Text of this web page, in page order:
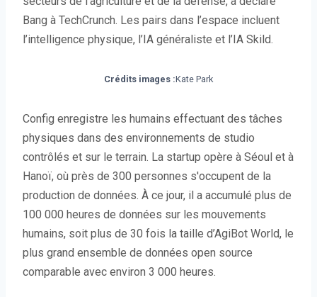
Bang à TechCrunch. Les pairs dans l’espace incluent
l’intelligence physique, l’IA généraliste et l’IA Skild.
Crédits images :Kate Park
Config enregistre les humains effectuant des tâches
physiques dans des environnements de studio
contrôlés et sur le terrain. La startup opère à Séoul et à
Hanoï, où près de 300 personnes s'occupent de la
production de données. À ce jour, il a accumulé plus de
100 000 heures de données sur les mouvements
humains, soit plus de 30 fois la taille d’AgiBot World, le
plus grand ensemble de données open source
comparable avec environ 3 000 heures.